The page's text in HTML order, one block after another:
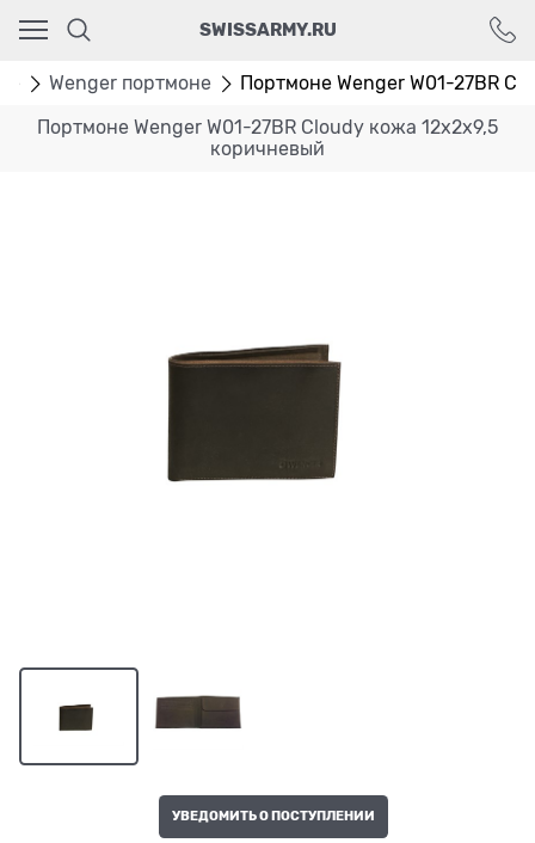
SWISSARMY.RU
Wenger портмоне Портмоне Wenger W01-27BR
Портмоне Wenger W01-27BR Cloudy кожа 12х2х9,5
коричневый
УВЕДОМИТЬ О ПОСТУПЛЕНИИ
Ваш город - Москва,
угадали?
ДА НЕТ